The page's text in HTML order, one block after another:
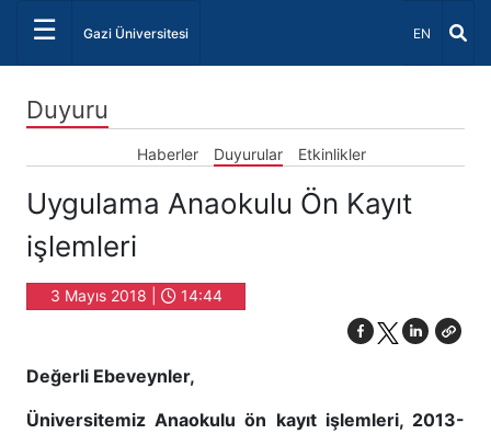
☰ Gazi Üniversitesi Dil Seçiniz
EN
Duyuru
Haberler Duyurular Etkinlikler
Uygulama Anaokulu Ön Kayıt
işlemleri
3 Mayıs 2018 | 14:44
Değerli Ebeveynler,
Üniversitemiz Anaokulu ön kayıt işlemleri, 2013-